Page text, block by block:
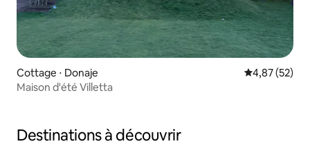
Cottage ⋅ Donaje Évaluation
4,87 (52)
Maison d'été Villetta
Destinations à découvrir